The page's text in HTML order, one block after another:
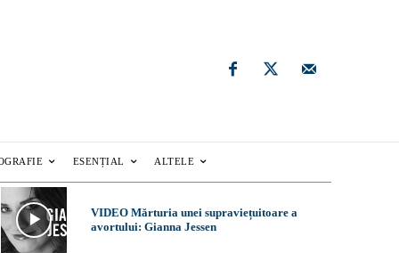
ESENȚIAL ALTELE
VIDEO Mărturia unei supraviețuitoare a
avortului: Gianna Jessen